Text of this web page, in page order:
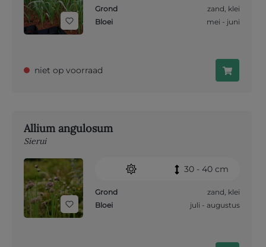
Grond zand, klei
Bloei
mei - juni
niet op voorraad
Allium angulosum
Sierui
30 - 40 cm
Grond zand, klei
Bloei
juli - augustus